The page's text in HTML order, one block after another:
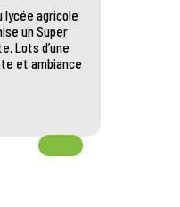
lycée agricole
un Super
Lots d’une
et ambiance